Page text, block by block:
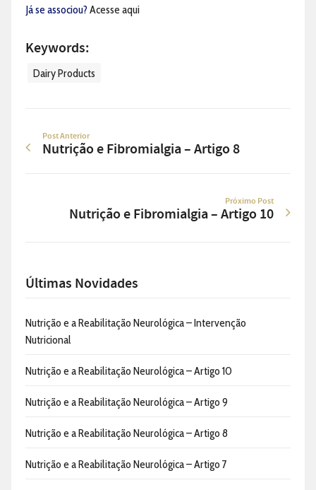
Já se associou? Acesse aqui
Keywords:
Dairy Products
Post Anterior
Nutrição e Fibromialgia – Artigo 8
Próximo Post
Nutrição e Fibromialgia – Artigo 10
Últimas Novidades
Nutrição e a Reabilitação Neurológica – Intervenção
Nutricional
Nutrição e a Reabilitação Neurológica – Artigo 10
Nutrição e a Reabilitação Neurológica – Artigo 9
Nutrição e a Reabilitação Neurológica – Artigo 8
Nutrição e a Reabilitação Neurológica – Artigo 7